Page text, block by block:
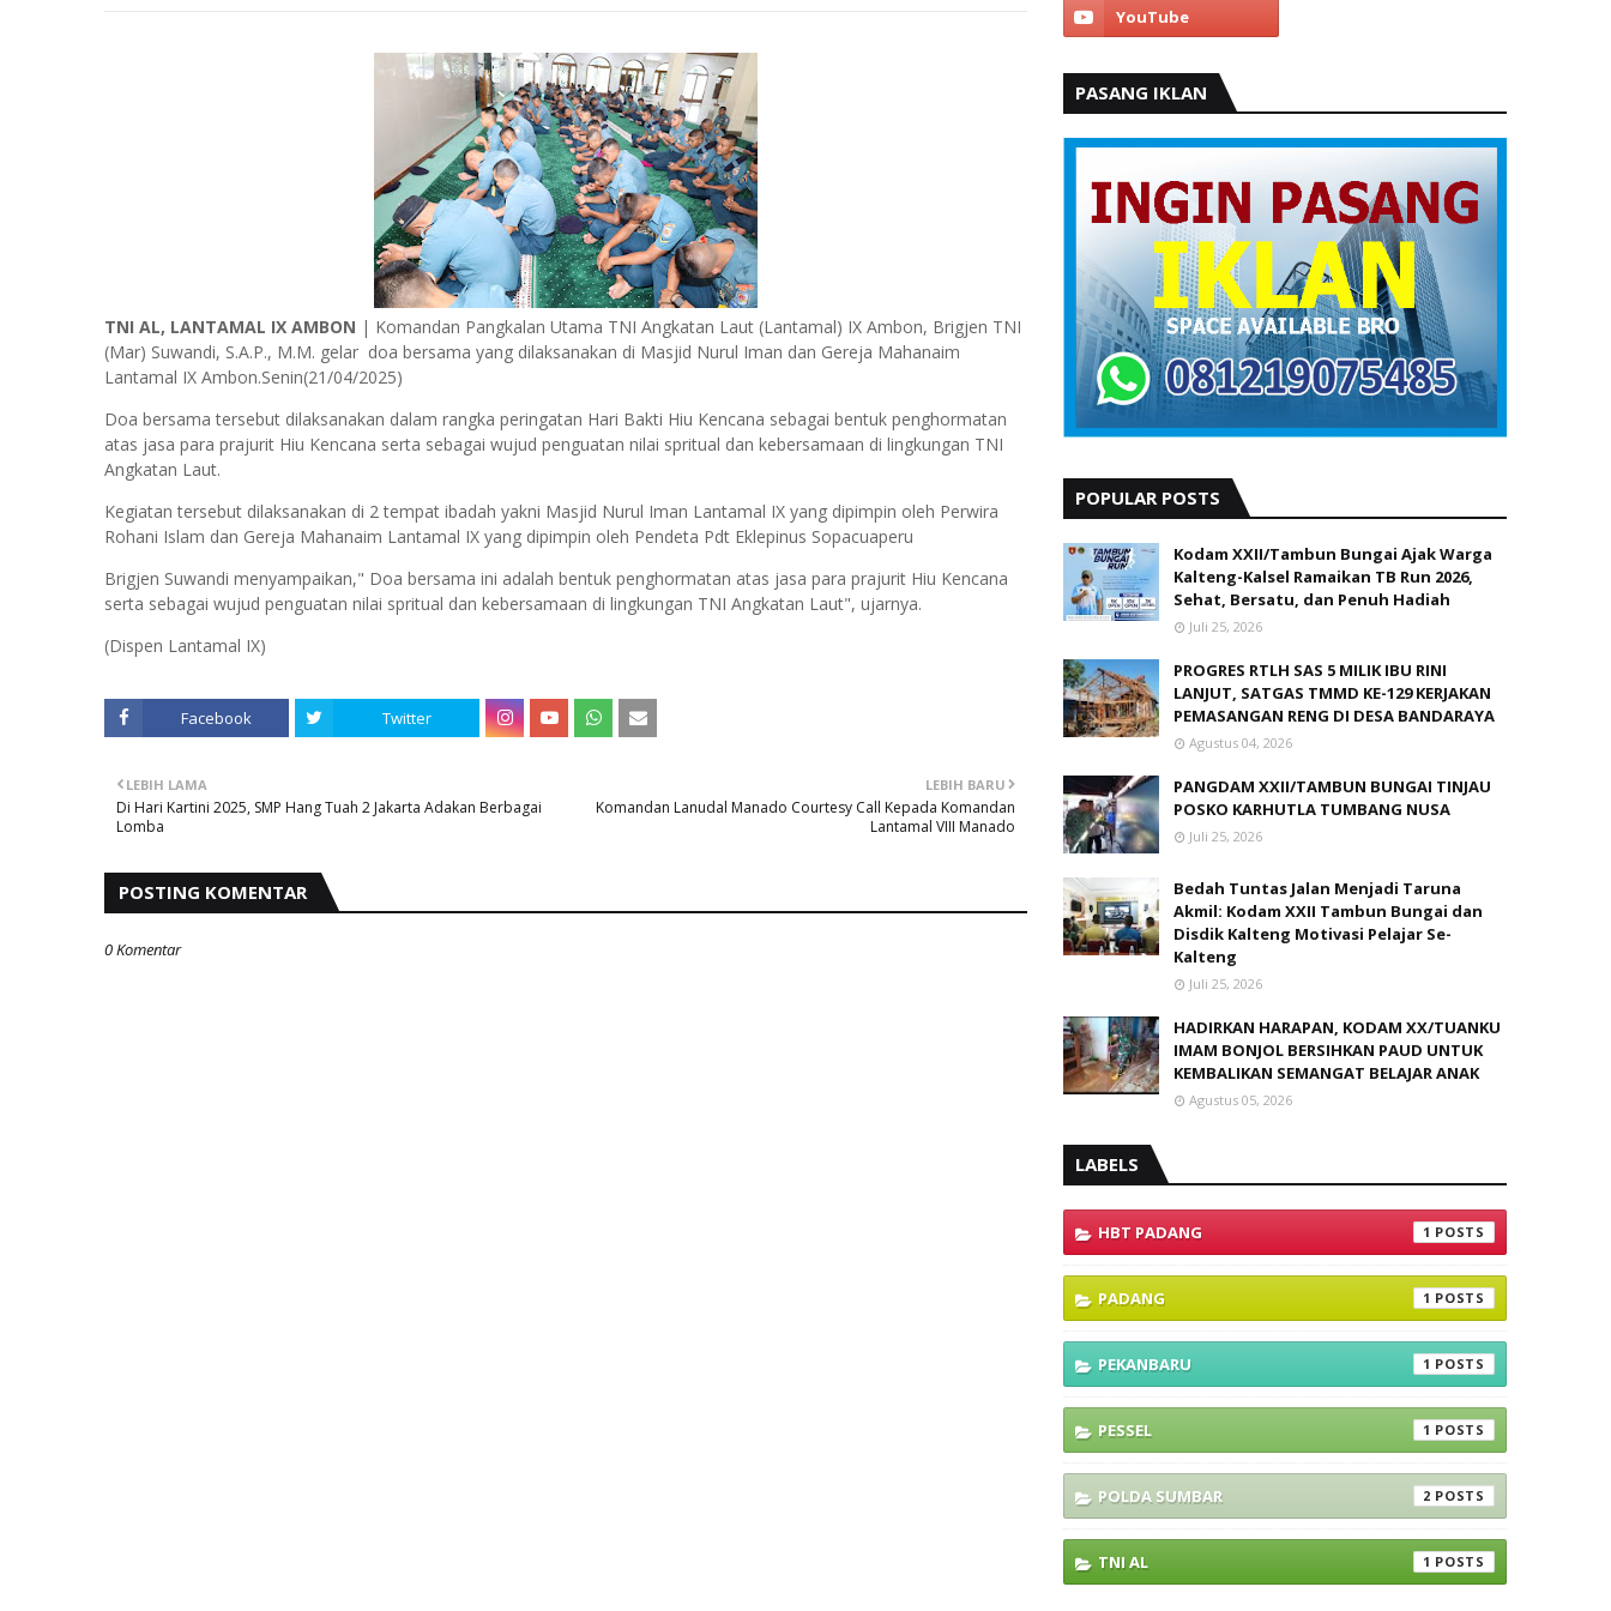
TNI AL, LANTAMAL IX AMBON | Komandan Pangkalan Utama TNI Angkatan Laut (Lantamal) IX Ambon, Brigjen TNI
(Mar) Suwandi, S.A.P., M.M. gelar doa bersama yang dilaksanakan di Masjid Nurul Iman dan Gereja Mahanaim
Lantamal IX Ambon.Senin(21/04/2025)
Doa bersama tersebut dilaksanakan dalam rangka peringatan Hari Bakti Hiu Kencana sebagai bentuk penghormatan
atas jasa para prajurit Hiu Kencana serta sebagai wujud penguatan nilai spritual dan kebersamaan di lingkungan TNI
Angkatan Laut.
Kegiatan tersebut dilaksanakan di 2 tempat ibadah yakni Masjid Nurul Iman Lantamal IX yang dipimpin oleh Perwira
Rohani Islam dan Gereja Mahanaim Lantamal IX yang dipimpin oleh Pendeta Pdt Eklepinus Sopacuaperu
Brigjen Suwandi menyampaikan," Doa bersama ini adalah bentuk penghormatan atas jasa para prajurit Hiu Kencana
serta sebagai wujud penguatan nilai spritual dan kebersamaan di lingkungan TNI Angkatan Laut", ujarnya.
(Dispen Lantamal IX)
Facebook Twitter
LEBIH BARU
Komandan Lanudal Manado Courtesy Call Kepada Komandan
Lantamal VIII Manado
LEBIH LAMA
Di Hari Kartini 2025, SMP Hang Tuah 2 Jakarta Adakan Berbagai
Lomba
POSTING KOMENTAR
0 Komentar
PASANG IKLAN
POPULAR POSTS
Kodam XXII/Tambun Bungai Ajak Warga
Kalteng-Kalsel Ramaikan TB Run 2026,
Sehat, Bersatu, dan Penuh Hadiah
Juli 25, 2026
PROGRES RTLH SAS 5 MILIK IBU RINI
LANJUT, SATGAS TMMD KE-129 KERJAKAN
PEMASANGAN RENG DI DESA BANDARAYA
Agustus 04, 2026
PANGDAM XXII/TAMBUN BUNGAI TINJAU
POSKO KARHUTLA TUMBANG NUSA
Juli 25, 2026
Bedah Tuntas Jalan Menjadi Taruna
Akmil: Kodam XXII Tambun Bungai dan
Disdik Kalteng Motivasi Pelajar Se-
Kalteng
Juli 25, 2026
HADIRKAN HARAPAN, KODAM XX/TUANKU
IMAM BONJOL BERSIHKAN PAUD UNTUK
KEMBALIKAN SEMANGAT BELAJAR ANAK
Agustus 05, 2026
LABELS
HBT PADANG 1
PADANG 1
PEKANBARU 1
PESSEL 1
POLDA SUMBAR 2
TNI AL 1